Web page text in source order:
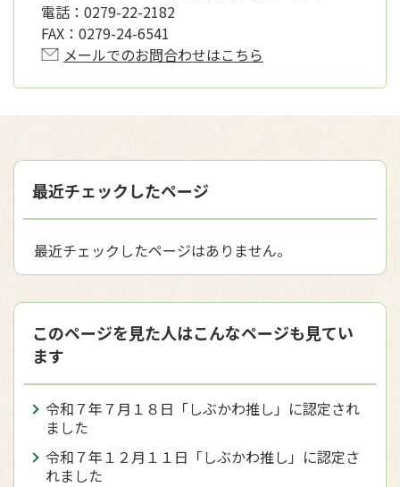
電話： 0279-22-2182
FAX： 0279-24-6541
メールでのお問合わせはこちら
最近チェックしたページ
最近チェックしたページはありません。
このページを見た人はこんなページも見てい
ます
令和７年７月１８日「しぶかわ推し」に認定され
ました
令和７年１２月１１日「しぶかわ推し」に認定さ
れました